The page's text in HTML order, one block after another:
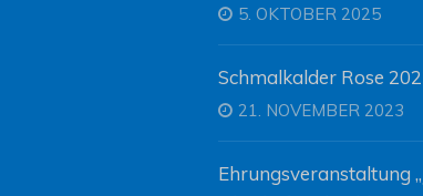
5. OKTOBER 2025
Schmalkalder Rose
21. NOVEMBER 2023
Ehrungsveranstaltung